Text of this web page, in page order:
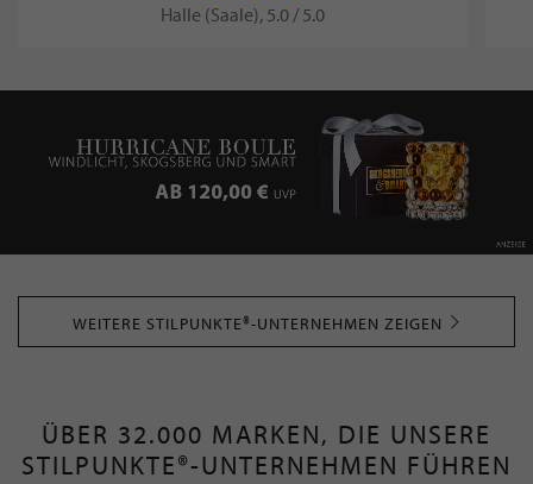
Halle (Saale), 5.0 / 5.0
WEITERE STILPUNKTE®-UNTERNEHMEN ZEIGEN
ÜBER 32.000 MARKEN, DIE UNSERE
STILPUNKTE®-UNTERNEHMEN FÜHREN